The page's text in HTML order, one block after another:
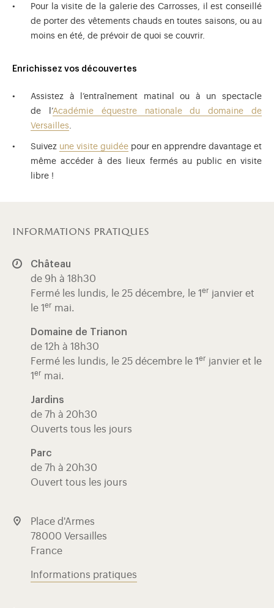
Pour la visite de la galerie des Carrosses, il est conseillé
de porter des vêtements chauds en toutes saisons, ou au
moins en été, de prévoir de quoi se couvrir.
Enrichissez vos découvertes
Assistez à l’entraînement matinal ou à un spectacle
de l’Académie équestre nationale du domaine de
Versailles
Suivez une visite guidée pour en apprendre davantage et
même accéder à des lieux fermés au public en visite
libre !
informations pratiques
Château
de 9h à 18h30
Fermé les lundis, le 25 décembre, le 1 er janvier et
le 1 er mai.
Domaine de Trianon
de 12h à 18h30
Fermé les lundis, le 25 décembre le 1 er janvier et le
1 er mai.
Jardins
de 7h à 20h30
Ouverts tous les jours
Parc
de 7h à 20h30
Ouvert tous les jours
Place d'Armes
78000 Versailles
France
Informations pratiques